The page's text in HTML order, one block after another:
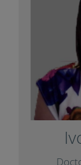
y el
con un